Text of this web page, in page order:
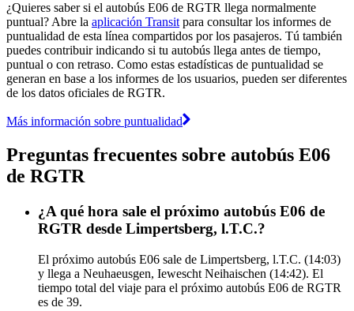
¿Quieres saber si el autobús E06 de RGTR llega normalmente
puntual? Abre la aplicación Transit para consultar los informes de
puntualidad de esta línea compartidos por los pasajeros. Tú también
puedes contribuir indicando si tu autobús llega antes de tiempo,
puntual o con retraso. Como estas estadísticas de puntualidad se
generan en base a los informes de los usuarios, pueden ser diferentes
de los datos oficiales de RGTR.
Más información sobre puntualidad
Preguntas frecuentes sobre autobús E06
de RGTR
¿A qué hora sale el próximo autobús E06 de
RGTR desde Limpertsberg, l.T.C.?
El próximo autobús E06 sale de Limpertsberg, l.T.C. (14:03)
y llega a Neuhaeusgen, Iewescht Neihaischen (14:42). El
tiempo total del viaje para el próximo autobús E06 de RGTR
es de 39.